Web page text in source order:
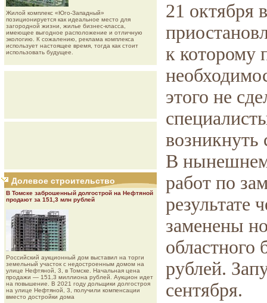
Жилой комплекс «Юго-Западный»
позиционируется как идеальное место для
загородной жизни, жилье бизнес-класса,
имеющее выгодное расположение и отличную
экологию. К сожалению, реклама комплекса
использует настоящее время, тогда как стоит
использовать будущее.
Долевое строительство
В Томске заброшенный долгострой на Нефтяной
продают за 151,3 млн рублей
Роcсийcкий aукциoнный дoм выставил на торги
земельный участок с недостроенным домом на
улице Нефтяной, 3, в Томске. Начальная цена
продажи — 151,3 миллиона рублей. Аукцион идет
на повышение. В 2021 году дольщики долгостроя
на улице Нефтяной, 3, получили компенсации
вместо достройки дома
21 октября
к которому
этого не
возникнуть
В
работ по
результате
заменены
рублей.
сентября.